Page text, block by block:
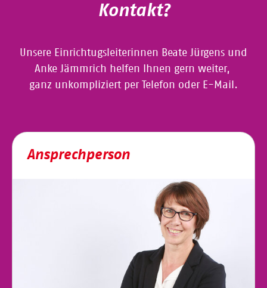
Kontakt?
Unsere Einrichtugsleiterinnen Beate Jürgens und
Anke Jämmrich helfen Ihnen gern weiter,
ganz unkompliziert per Telefon oder E-Mail.
Ansprechperson